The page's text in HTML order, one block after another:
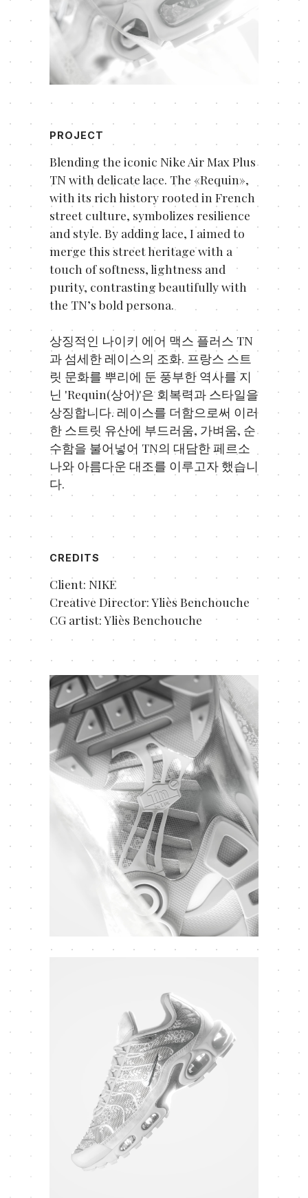
PROJECT
Blending the iconic Nike Air Max Plus
TN with delicate lace. The «Requin»,
with its rich history rooted in French
street culture, symbolizes resilience
and style. By adding lace, I aimed to
merge this street heritage with a
touch of softness, lightness and
purity, contrasting beautifully with
the TN’s bold persona.
상징적인 나이키 에어 맥스 플러스 TN
과 섬세한 레이스의 조화. 프랑스 스트
릿 문화를 뿌리에 둔 풍부한 역사를 지
닌 'Requin(상어)'은 회복력과 스타일을
상징합니다. 레이스를 더함으로써 이러
한 스트릿 유산에 부드러움, 가벼움, 순
수함을 불어넣어 TN의 대담한 페르소
나와 아름다운 대조를 이루고자 했습니
다.
CREDITS
Client: NIKE
Creative Director: Yliès Benchouche
CG artist: Yliès Benchouche